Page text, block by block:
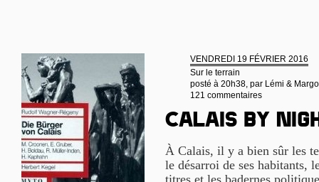
VENDREDI 19 FÉVRIER 2016
Sur le terrain
posté à 20h38, par Lémi & Margo
121 commentaires
Calais by
À Calais, il y a bien sûr les
le désarroi de ses habitants,
titres et les badernes